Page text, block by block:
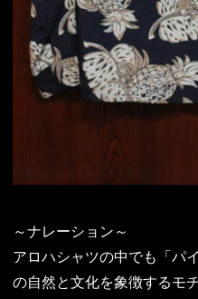
～ナレーション～
アロハシャツの中でも「パ
の自然と文化を象徴するモ